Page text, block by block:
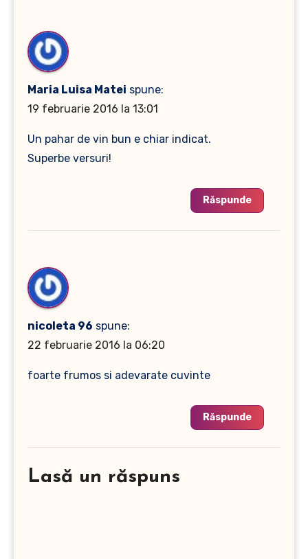
Maria Luisa Matei spune:
19 februarie 2016 la 13:01
Un pahar de vin bun e chiar indicat.
Superbe versuri!
Răspunde
nicoleta 96 spune:
22 februarie 2016 la 06:20
foarte frumos si adevarate cuvinte
Răspunde
Lasă un răspuns